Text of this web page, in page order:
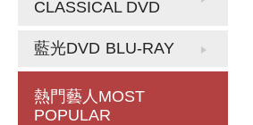
CLASSICAL DVD
藍光DVD BLU-RAY
熱門藝人 MOST
POPULAR